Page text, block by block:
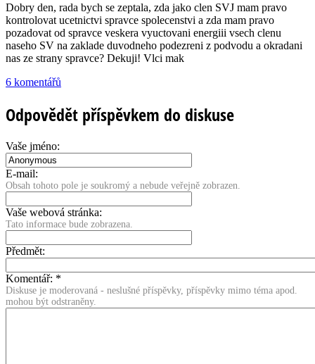
Dobry den, rada bych se zeptala, zda jako clen SVJ mam pravo
kontrolovat ucetnictvi spravce spolecenstvi a zda mam pravo
pozadovat od spravce veskera vyuctovani energiii vsech clenu
naseho SV na zaklade duvodneho podezreni z podvodu a okradani
nas ze strany spravce? Dekuji! Vlci mak
6 komentářů
Odpovědět příspěvkem do diskuse
Vaše jméno:
E-mail:
Obsah tohoto pole je soukromý a nebude veřejně zobrazen.
Vaše webová stránka:
Tato informace bude zobrazena.
Předmět:
Komentář: *
Diskuse je moderovaná - neslušné příspěvky, příspěvky mimo téma apod.
mohou být odstraněny.